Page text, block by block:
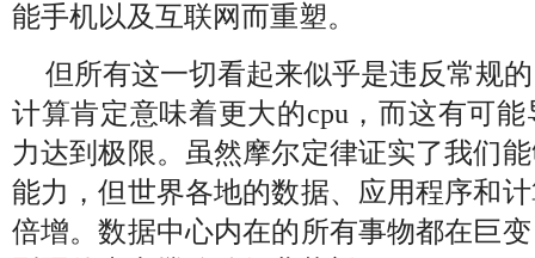
能手机以及互联网而重塑。
但所有这一切看起来似乎是违反常规
计算肯定意味着更大的cpu，而这有可
力达到极限。虽然摩尔定律证实了我们
能力，但世界各地的数据、应用程序和
倍增。数据中心内在的所有事物都在巨